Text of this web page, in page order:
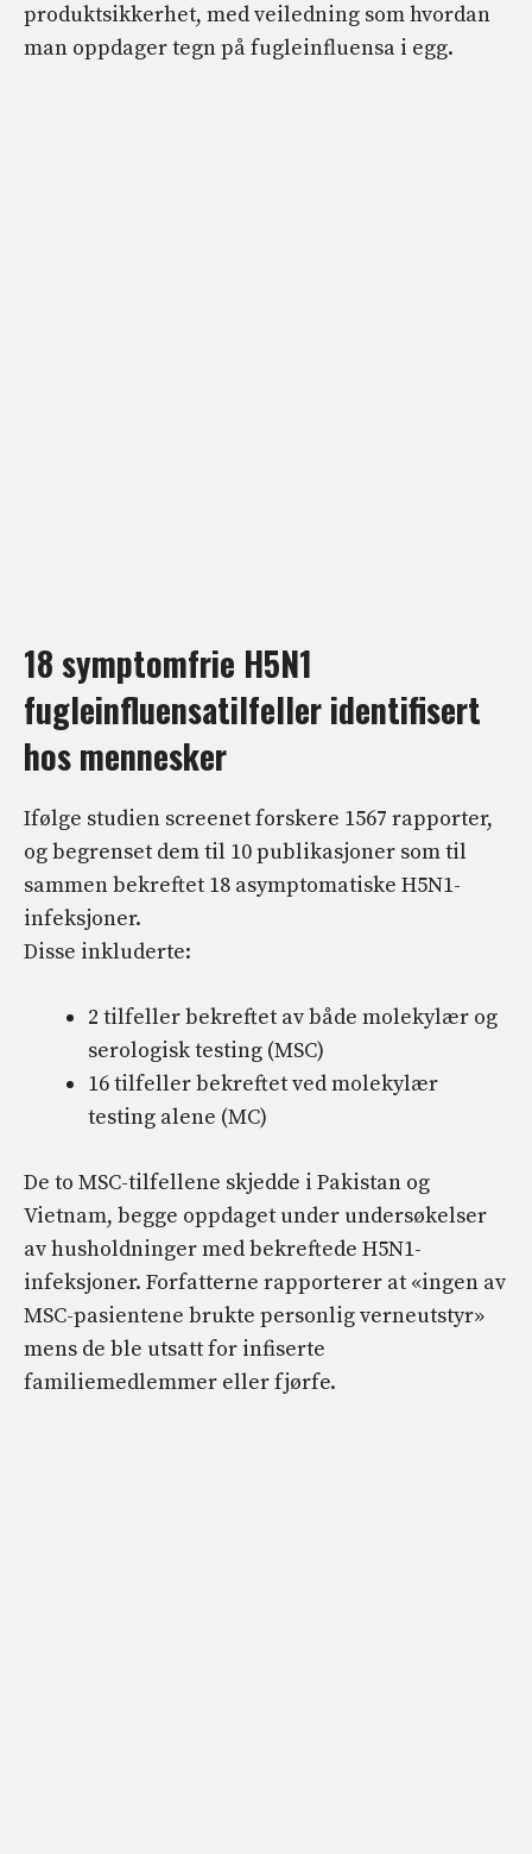
produktsikkerhet, med veiledning som hvordan
man oppdager tegn på fugleinfluensa i egg.
18 symptomfrie H5N1
fugleinfluensatilfeller identifisert
hos mennesker
Ifølge studien screenet forskere 1567 rapporter,
og begrenset dem til 10 publikasjoner som til
sammen bekreftet 18 asymptomatiske H5N1-
infeksjoner.
Disse inkluderte:
2 tilfeller bekreftet av både molekylær og
serologisk testing (MSC)
16 tilfeller bekreftet ved molekylær
testing alene (MC)
De to MSC-tilfellene skjedde i Pakistan og
Vietnam, begge oppdaget under undersøkelser
av husholdninger med bekreftede H5N1-
infeksjoner. Forfatterne rapporterer at «ingen av
MSC-pasientene brukte personlig verneutstyr»
mens de ble utsatt for infiserte
familiemedlemmer eller fjørfe.